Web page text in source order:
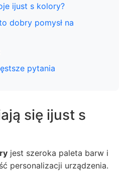
ijust s kolory?
dobry pomysł na
pytania
się ijust s
jest szeroka paleta barw i
personalizacji urządzenia.